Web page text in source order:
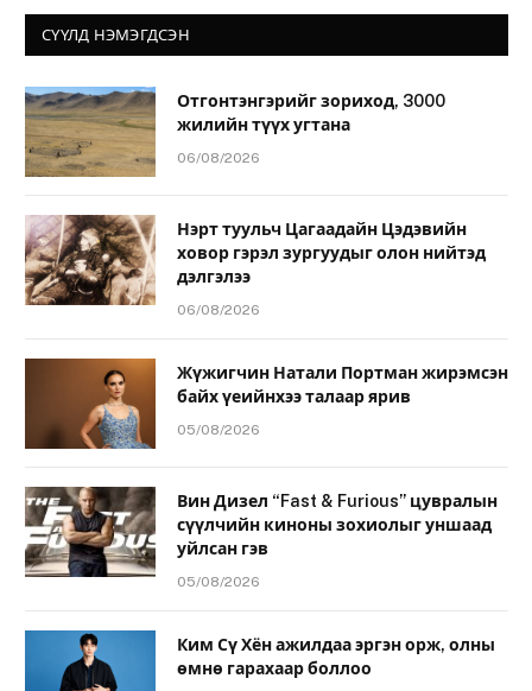
СҮҮЛД НЭМЭГДСЭН
Отгонтэнгэрийг зориход, 3000
жилийн түүх угтана
06/08/2026
Нэрт туульч Цагаадайн Цэдэвийн
ховор гэрэл зургуудыг олон нийтэд
дэлгэлээ
06/08/2026
Жүжигчин Натали Портман жирэмсэн
байх үеийнхээ талаар ярив
05/08/2026
Вин Дизел “Fast & Furious” цувралын
сүүлчийн киноны зохиолыг уншаад
уйлсан гэв
05/08/2026
Ким Сү Хён ажилдаа эргэн орж, олны
өмнө гарахаар боллоо